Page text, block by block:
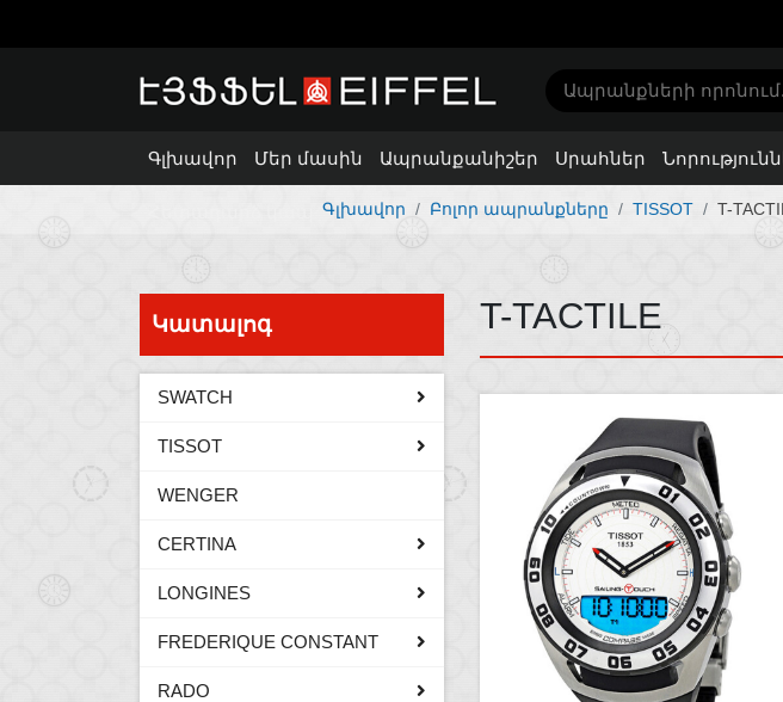
Գլխավոր Մեր մասին Ապրանքանիշեր Սրահներ
Գլխավոր Բոլոր ապրանքները TISSOT T-
Կատալոգ
SWATCH
TISSOT
WENGER
CERTINA
LONGINES
FREDERIQUE CONSTANT
RADO
T-TACTILE